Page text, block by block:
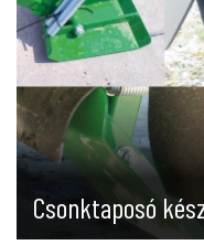
Csonktaposó